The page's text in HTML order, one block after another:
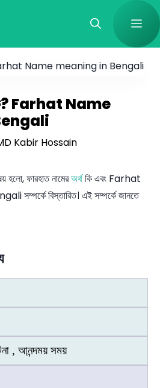
কি? Farhat Name
Kabir Hossain
হলো, ফারহাত নামেরঅর্থকি এবং Farhat
বিস্তারিত। এই সম্পর্কে জানতে
, আনন্দময় সময়